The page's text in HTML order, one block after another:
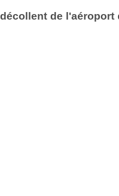
de l'aéroport